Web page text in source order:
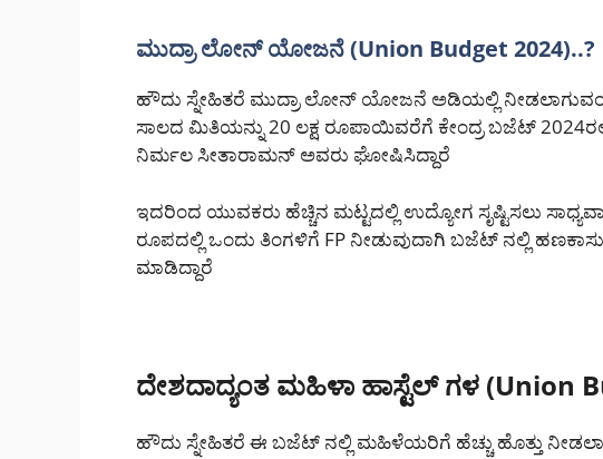
ಮುದ್ರಾ ಲೋನ್ ಯೋಜನೆ (Union Budget 2024)..?
ಹೌದು ಸ್ನೇಹಿತರೆ ಮುದ್ರಾ ಲೋನ್ ಯೋಜನೆ ಅಡಿಯಲ್ಲಿ ನೀಡಲಾಗುವಂತ
ಸಾಲದ ಮಿತಿಯನ್ನು 20 ಲಕ್ಷ ರೂಪಾಯಿವರೆಗೆ ಕೇಂದ್ರ ಬಜೆಟ್
ನಿರ್ಮಲ ಸೀತಾರಾಮನ್ ಅವರು ಘೋಷಿಸಿದ್ದಾರೆ
ಇದರಿಂದ ಯುವಕರು ಹೆಚ್ಚಿನ ಮಟ್ಟದಲ್ಲಿ ಉದ್ಯೋಗ ಸೃಷ್ಟಿಸಲು
ರೂಪದಲ್ಲಿ ಒಂದು ತಿಂಗಳಿಗೆ FP ನೀಡುವುದಾಗಿ ಬಜೆಟ್ ನಲ್ಲಿ
ಮಾಡಿದ್ದಾರೆ
ದೇಶದಾದ್ಯಂತ ಮಹಿಳಾ ಹಾಸ್ಟೆಲ್ ಗಳ (Union
ಹೌದು ಸ್ನೇಹಿತರೆ ಈ ಬಜೆಟ್ ನಲ್ಲಿ ಮಹಿಳೆಯರಿಗೆ ಹೆಚ್ಚು ಹೊತ್ತು